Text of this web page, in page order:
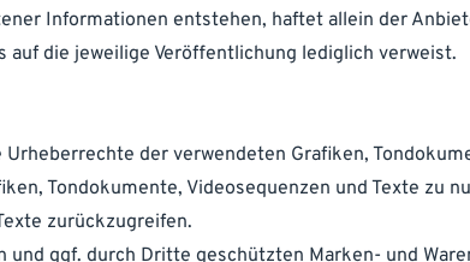
Informationen entstehen, haftet allein der
die jeweilige Veröffentlichung lediglich verweist.
der verwendeten Grafiken,
Tondokumente, Videosequenzen und Texte zu
zurückzugreifen.
ggf. durch Dritte geschützten Marken- und